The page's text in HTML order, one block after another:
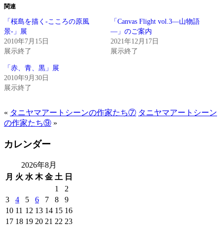
関連
「桜島を描く-こころの原風
景-」展
2010年7月15日
展示終了
「Canvas Flight vol.3―山物語
―」のご案内
2021年12月17日
展示終了
「赤、青、黒」展
2010年9月30日
展示終了
« タニヤマアートシーンの作家たち⑦ タニヤマアートシーン
の作家たち⑨ »
カレンダー
2026年8月
月 火 水 木 金 土 日
1
2
3
4 5 6 7 8
9
10 11 12 13 14 15 16
17 18 19 20 21 22 23